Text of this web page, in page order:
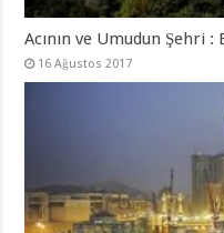
Acının ve Umudun Şehri :
16 Ağustos 2017